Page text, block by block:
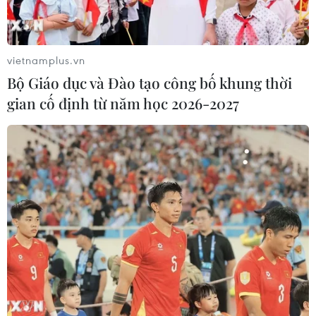
Kỳ quan thiên nhiên thế giới Vịnh Hạ Long. (Nguồn: TTXVN)
Paradise Vietnam - doanh nghiệp lữ hành
chuyên cung cấp các tour du thuyền tại Quảng
Ninh, dự định cho ra mắt gói du thuyền nhà
hàng Paradise Delight, với hải trình 7 tiếng
trong ngày, đưa du khách tham quan các điểm
nổi bật như Hang Sửng Sốt và đảo Ti Tốp, kết
hợp trải nghiệm ẩm thực buffet 100 món. Giá
ưu đãi áp dụng đến hết ngày 15/10/2025, ở mức
vietnamplus.vn
Bộ Giáo dục và Đào tạo công bố khung thời
gian cố định từ năm học 2026-2027